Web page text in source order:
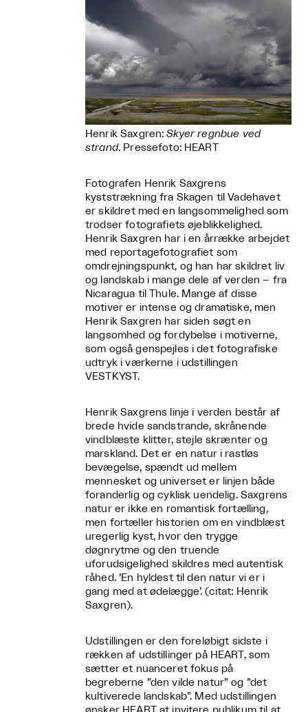
Henrik Saxgren:Skyer regnbue ved
strand. Pressefoto: HEART
Fotografen Henrik Saxgrens
kyststrækning fra Skagen til Vadehavet
er skildret med en langsommelighed som
trodser fotografiets øjeblikkelighed.
Henrik Saxgren har i en årrække arbejdet
med reportagefotografiet som
omdrejningspunkt, og han har skildret liv
og landskab i mange dele af verden – fra
Nicaragua til Thule. Mange af disse
motiver er intense og dramatiske, men
Henrik Saxgren har siden søgt en
langsomhed og fordybelse i motiverne,
som også genspejles i det fotografiske
udtryk i værkerne i udstillingen
VESTKYST.
Henrik Saxgrens linje i verden består af
brede hvide sandstrande, skrånende
vindblæste klitter, stejle skrænter og
marskland. Det er en natur i rastløs
bevægelse, spændt ud mellem
mennesket og universet er linjen både
foranderlig og cyklisk uendelig. Saxgrens
natur er ikke en romantisk fortælling,
men fortæller historien om en vindblæst
uregerlig kyst, hvor den trygge
døgnrytme og den truende
uforudsigelighed skildres med autentisk
råhed. ’En hyldest til den natur vi er i
gang med at ødelægge’. (citat: Henrik
Saxgren).
Udstillingen er den foreløbigt sidste i
rækken af udstillinger på HEART, som
sætter et nuanceret fokus på
begreberne ”den vilde natur” og ”det
kultiverede landskab”. Med udstillingen